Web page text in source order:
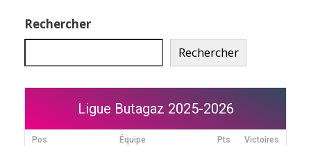
Rechercher
Rechercher
Ligue Butagaz 2025-2026
Pos Équipe Pts Victoires